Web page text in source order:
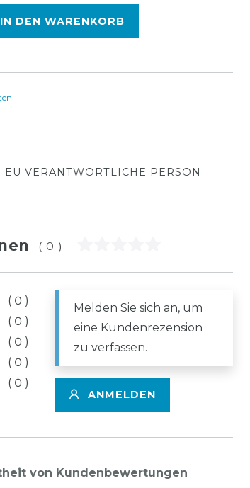
IN DEN WARENKORB
EU VERANTWORTLICHE PERSON
(0)
0
0
0
0
0
Melden Sie sich an, um
eine Kundenrezension
zu verfassen.
ANMELDEN
von Kundenbewertungen